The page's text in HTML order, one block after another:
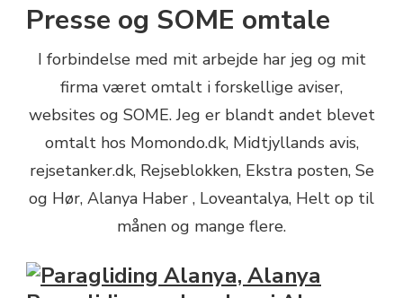
Presse og SOME omtale
I forbindelse med mit arbejde har jeg og mit
firma været omtalt i forskellige aviser,
websites og SOME. Jeg er blandt andet blevet
omtalt hos Momondo.dk, Midtjyllands avis,
rejsetanker.dk, Rejseblokken, Ekstra posten, Se
og Hør, Alanya Haber , Loveantalya, Helt op til
månen og mange flere.